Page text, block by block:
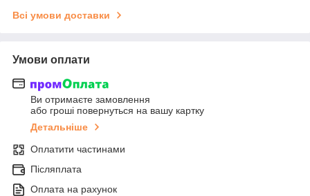
Всі умови доставки
Умови оплати
Ви отримаєте замовлення
або гроші повернуться на вашу картку
Детальніше
Оплатити частинами
Післяплата
Оплата на рахунок